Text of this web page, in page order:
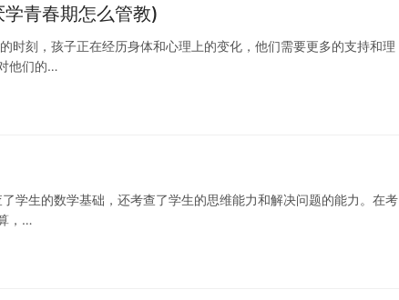
青春期怎么管教)
时刻，孩子正在经历身体和心理上的变化，他们需要更多的支持和理
他们的…
学生的数学基础，还考查了学生的思维能力和解决问题的能力。在考
，…